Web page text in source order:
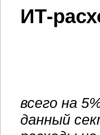
ИТ-
всего на
данный